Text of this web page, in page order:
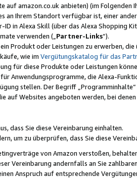
amazon.co.uk anbieten) (im Folgenden
an Ihrem Standort verfügbar ist, einer
ID in Alexa Skill (über das Alexa Shopping
verwenden („ Partner-Links“).
Produkt oder Leistungen zu erwerben,
wie im Vergütungskatalog für das
für diese Produkte oder Leistungen
Anwendungsprogramme, die Alexa-
stellen. Der Begriff
Websites angeboten werden, bei
dass Sie diese Vereinbarung einhalten.
um zu überprüfen, dass Sie diese
von Amazon verstoßen,
Vereinbarung andernfalls an Sie
Anspruch auf entsprechende